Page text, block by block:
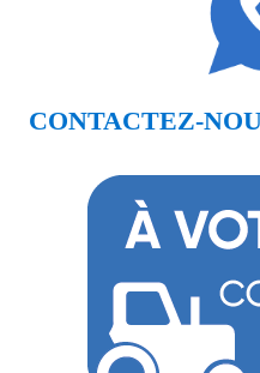
CONTACTEZ-